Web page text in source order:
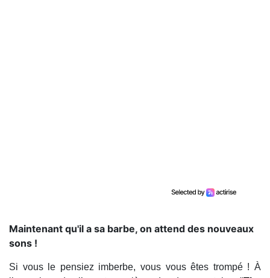
Maintenant qu'il a sa barbe, on attend des nouveaux
sons !
Si vous le pensiez imberbe, vous vous êtes trompé ! À